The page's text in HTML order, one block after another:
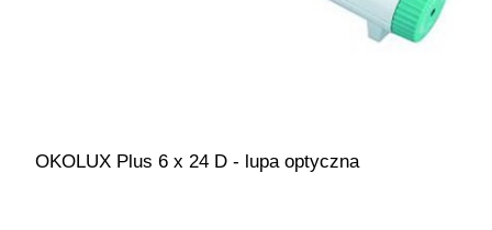
OKOLUX Plus 6 x 24 D - lupa optyczna